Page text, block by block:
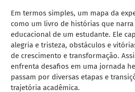
Em termos simples, um mapa da
como um livro de histórias que
educacional de um estudante. Ele
alegria e tristeza, obstáculos e
de crescimento e transformação.
enfrenta desafios em uma jornada
passam por diversas etapas e
trajetória acadêmica.